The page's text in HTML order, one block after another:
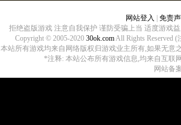
网站登入
免责
拒绝盗版游戏 注意自我保护 谨防受骗上当 适度游戏
Copyright © 2005-2020 30ok.comAll Rights Reserved
本站所有游戏均来自网络版权归游戏业主所有,如果无意
*注释: 本站公布所有游戏信息,均来自互联
网站备